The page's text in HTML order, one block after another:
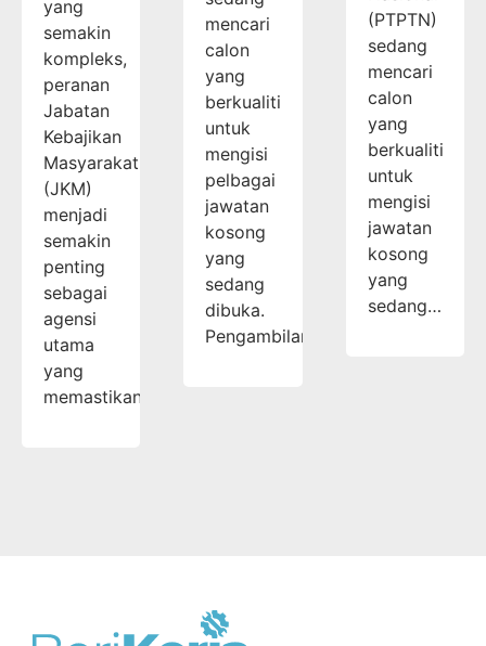
yang
semakin
kompleks,
peranan
Jabatan
Kebajikan
Masyarakat
(JKM)
menjadi
semakin
penting
sebagai
agensi
utama
yang
memastikan…
mencari
calon
yang
berkualiti
untuk
mengisi
pelbagai
jawatan
kosong
yang
sedang
dibuka.
Pengambilan…
(PTPTN)
sedang
mencari
calon
yang
berkualiti
untuk
mengisi
jawatan
kosong
yang
sedang…